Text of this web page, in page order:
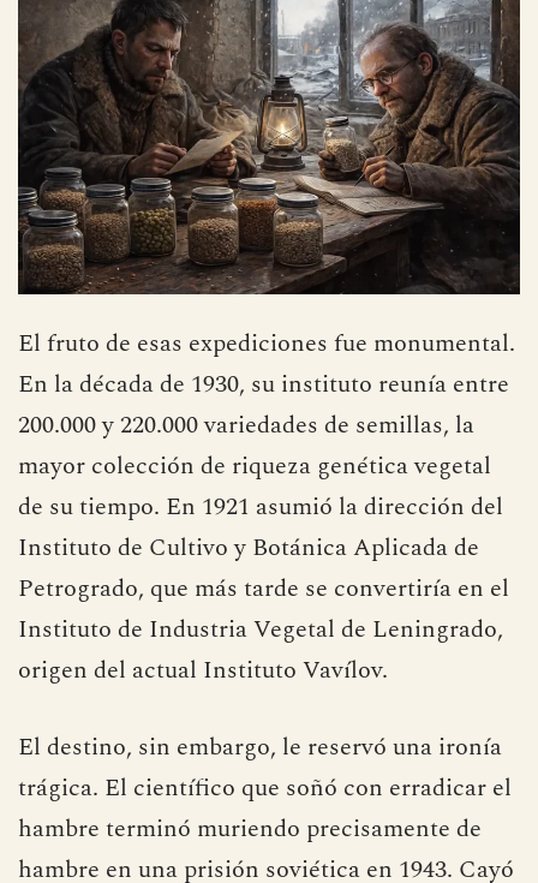
El fruto de esas expediciones fue monumental.
En la década de 1930, su instituto reunía entre
200.000 y 220.000 variedades de semillas, la
mayor colección de riqueza genética vegetal
de su tiempo. En 1921 asumió la dirección del
Instituto de Cultivo y Botánica Aplicada de
Petrogrado, que más tarde se convertiría en el
Instituto de Industria Vegetal de Leningrado,
origen del actual Instituto Vavílov.
El destino, sin embargo, le reservó una ironía
trágica. El científico que soñó con erradicar el
hambre terminó muriendo precisamente de
hambre en una prisión soviética en 1943. Cayó